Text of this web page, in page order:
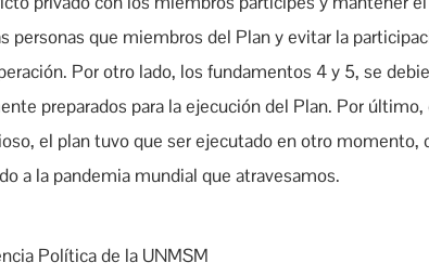
personas que miembros del Plan y evitar la
Por otro lado, los fundamentos 4 y 5, se
preparados para la ejecución del Plan. Por
el plan tuvo que ser ejecutado en otro
a la pandemia mundial que atravesamos.
Política de la UNMSM